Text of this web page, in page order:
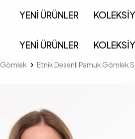
YENİ ÜRÜNLER
YENİ ÜRÜNLER
Gömlek Etnik Desenli Pamuk Gömlek